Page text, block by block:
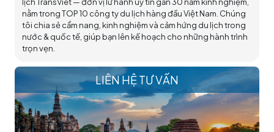
nằm trong TOP 10 công ty du lịch hàng đầu Việt Nam. Chúng
tôi chia sẻ cẩm nang, kinh nghiệm và cảm hứng du lịch trong
nước & quốc tế, giúp bạn lên kế hoạch cho những hành trình
trọn vẹn.
LIÊN HỆ TƯ VẤN